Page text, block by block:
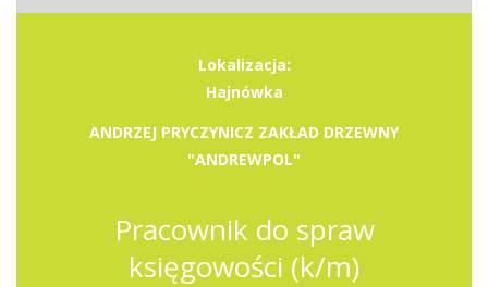
Lokalizacja:
Hajnówka
ANDRZEJ PRYCZYNICZ ZAKŁAD DRZEWNY
"ANDREWPOL"
Pracownik do spraw
księgowości (k/m)